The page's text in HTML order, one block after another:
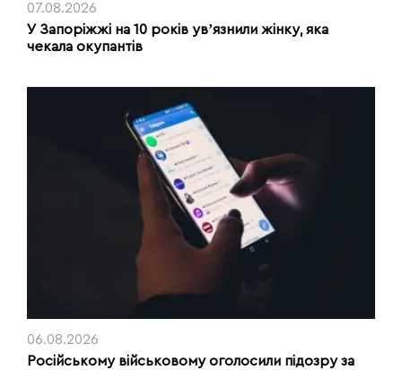
07.08.2026
У Запоріжжі на 10 років увʼязнили жінку, яка
чекала окупантів
06.08.2026
Російському військовому оголосили підозру за